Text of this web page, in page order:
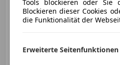
10/2019 188 500 km
Tools blockieren oder Sie
Blockieren dieser Cookies
die Funktionalität der
Erweiterte Seitenfunktionen